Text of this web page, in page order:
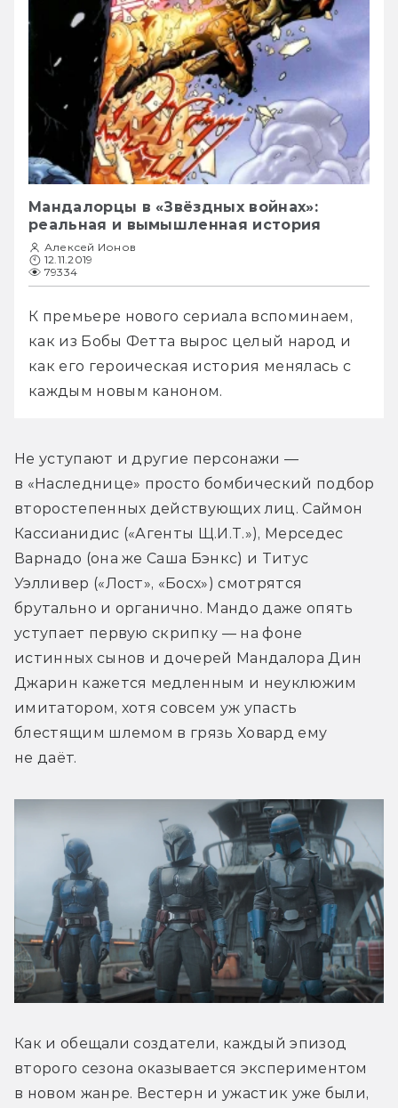
Мандалорцы в «Звёздных войнах»:
реальная и вымышленная история
Алексей Ионов
12.11.2019
79334
К премьере нового сериала вспоминаем,
как из Бобы Фетта вырос целый народ и
как его героическая история менялась с
каждым новым каноном.
Не уступают и другие персонажи —
в «Наследнице» просто бомбический подбор
второстепенных действующих лиц. Саймон
Кассианидис («Агенты Щ.И.Т.»), Мерседес
Варнадо (она же Саша Бэнкс) и Титус
Уэлливер («Лост», «Босх») смотрятся
брутально и органично. Мандо даже опять
уступает первую скрипку — на фоне
истинных сынов и дочерей Мандалора Дин
Джарин кажется медленным и неуклюжим
имитатором, хотя совсем уж упасть
блестящим шлемом в грязь Ховард ему
не даёт.
Как и обещали создатели, каждый эпизод
второго сезона оказывается экспериментом
в новом жанре. Вестерн и ужастик уже были,